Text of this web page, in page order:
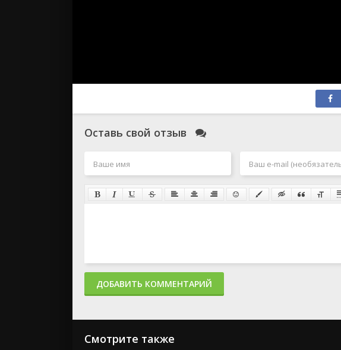
Оставь свой отзыв
ДОБАВИТЬ КОММЕНТАРИЙ
Смотрите также